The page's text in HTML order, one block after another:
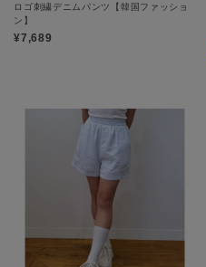
ロゴ刺繍デニムパンツ【韓国ファッショ
ン】
¥7,689